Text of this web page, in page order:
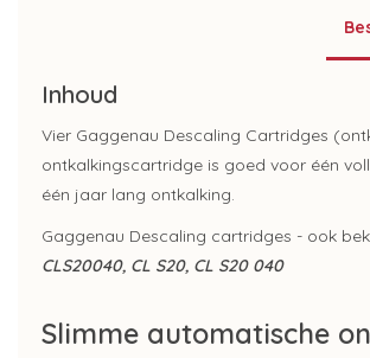
Inhoud
Vier Gaggenau Descaling Cartridges
ontkalkingscartridge is goed voor één
één jaar lang ontkalking.
Gaggenau Descaling cartridges - ook
CLS20040, CL S20, CL S20 040
Slimme automatische